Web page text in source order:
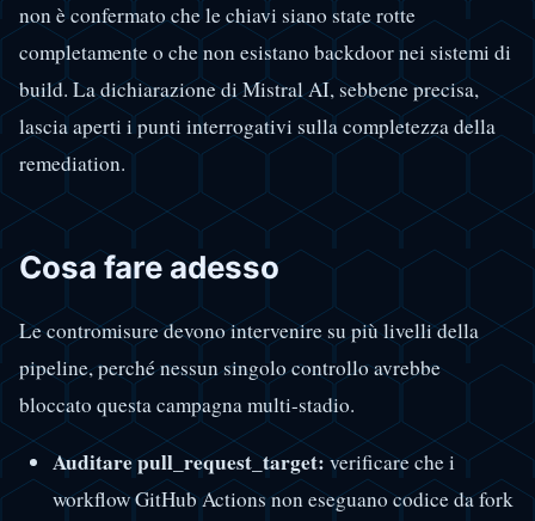
non è confermato che le chiavi siano state rotte
completamente o che non esistano backdoor nei sistemi di
build. La dichiarazione di Mistral AI, sebbene precisa,
lascia aperti i punti interrogativi sulla completezza della
remediation.
Cosa fare adesso
Le contromisure devono intervenire su più livelli della
pipeline, perché nessun singolo controllo avrebbe
bloccato questa campagna multi-stadio.
Auditare pull_request_target:verificare che i
workflow GitHub Actions non eseguano codice da fork